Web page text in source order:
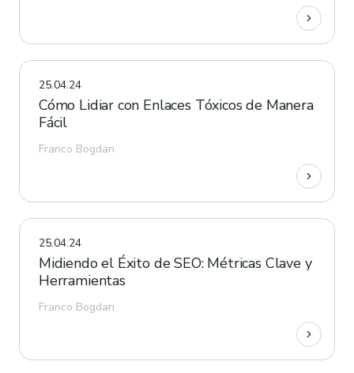
25.04.24
Cómo Lidiar con Enlaces Tóxicos de Manera
Fácil
Franco Bogdan
25.04.24
Midiendo el Éxito de SEO: Métricas Clave y
Herramientas
Franco Bogdan